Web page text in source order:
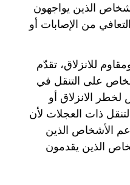
الذين يواجهون
من الإصابات أو
للانزلاق، تقدّم
على التنقل في
الانزلاق أو
ذات العجلات لأن
الأشخاص الذين
الذين يقدمون